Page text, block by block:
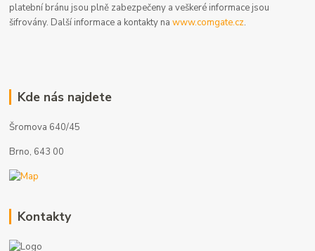
platební bránu jsou plně zabezpečeny a veškeré informace jsou
šifrovány. Další informace a kontakty nawww.comgate.cz.
Kde nás najdete
Šromova 640/45
Brno, 643 00
Kontakty